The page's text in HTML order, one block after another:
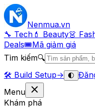
Nenmua.vn
🔧 Tech 💄 Beauty👗
Deals🎟Mã giảm giá
Tìm kiếm🔍
🛠️ Build Setup→ 🌓
Menu
Khám phá